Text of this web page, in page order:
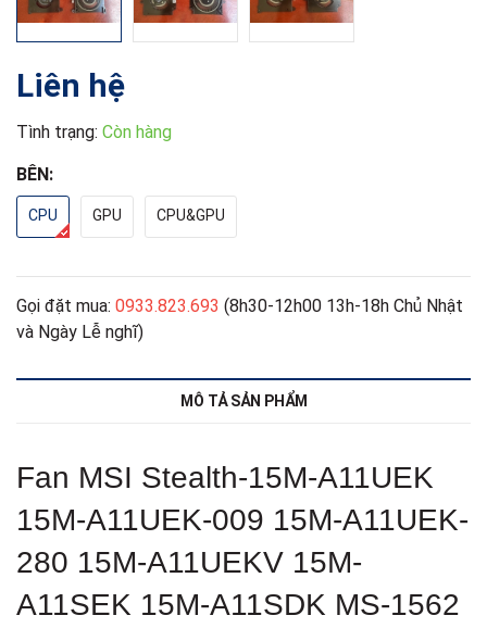
Liên hệ
Tình trạng: Còn hàng
BÊN:
CPU GPU CPU&GPU
Gọi đặt mua: 0933.823.693 (8h30-12h00 13h-18h Chủ Nhật
và Ngày Lễ nghĩ)
MÔ TẢ SẢN PHẨM
Fan MSI Stealth-15M-A11UEK
15M-A11UEK-009 15M-A11UEK-
280 15M-A11UEKV 15M-
A11SEK 15M-A11SDK MS-1562